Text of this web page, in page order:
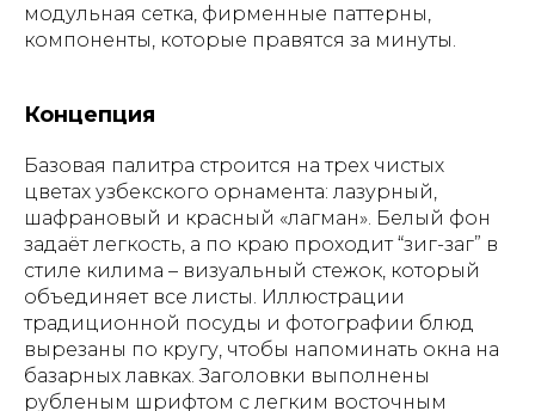
модульная сетка, фирменные паттерны,
компоненты, которые правятся за минуты.
Концепция
Базовая палитра строится на трех чистых
цветах узбекского орнамента: лазурный,
шафрановый и красный «лагман». Белый фон
задаёт легкость, а по краю проходит “зиг-заг” в
стиле килима – визуальный стежок, который
объединяет все листы. Иллюстрации
традиционной посуды и фотографии блюд
вырезаны по кругу, чтобы напоминать окна на
базарных лавках. Заголовки выполнены
рубленым шрифтом с легким восточным